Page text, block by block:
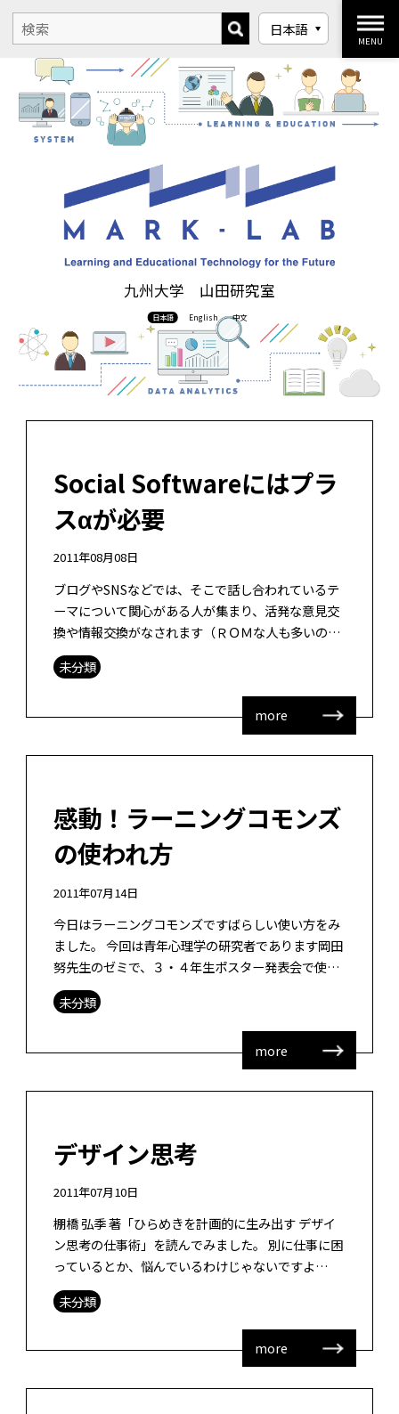
九州大学 山田研究室
日本語 English 中文
MENU
Social Softwareにはプラ
スαが必要
2011年08月08日
ブログやSNSなどでは、そこで話し合われているテ
ーマについて関心がある人が集まり、活発な意見交
換や情報交換がなされます（ＲＯＭな人も多いのも
事実ではありますが）。その場でのインタラクショ
ンに注目して、教育利用を考える人も […]
未分類
more
感動！ラーニングコモンズ
の使われ方
2011年07月14日
今日はラーニングコモンズですばらしい使い方をみ
ました。 今回は青年心理学の研究者であります岡田
努先生のゼミで、３・４年生ポスター発表会で使わ
れていました。50名と書いてあったので、どんなこ
とになっているのだろう？と思って […]
未分類
more
デザイン思考
2011年07月10日
棚橋 弘季 著「ひらめきを計画的に生み出す デザイ
ン思考の仕事術」を読んでみました。 別に仕事に困
っているとか、悩んでいるわけじゃないですよ
（笑）「デザイン思考」ってなんだろう？と思っ
て、読んでみたということです。最近、 […]
未分類
more